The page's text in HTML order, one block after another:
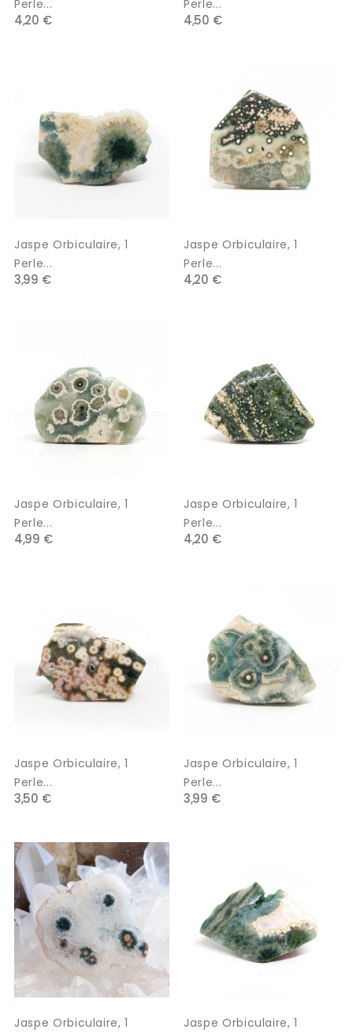
Perle...
4,20 €
Perle...
4,50 €
Jaspe Orbiculaire, 1
Perle...
3,99 €
Jaspe Orbiculaire, 1
Perle...
4,20 €
Jaspe Orbiculaire, 1
Perle...
4,99 €
Jaspe Orbiculaire, 1
Perle...
4,20 €
Jaspe Orbiculaire, 1
Perle...
3,50 €
Jaspe Orbiculaire, 1
Perle...
3,99 €
Jaspe Orbiculaire, 1
Jaspe Orbiculaire, 1